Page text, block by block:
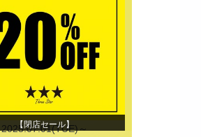
【閉店セール】
2025.07.01(TUE)～